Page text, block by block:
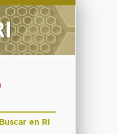
Buscar en RI